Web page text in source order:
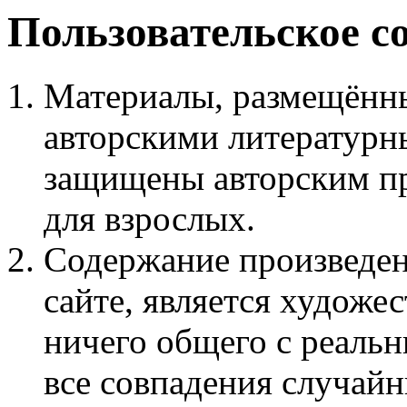
Пользовательское
Материалы,
авторскими
защищены авторским
для взрослых.
Содержание
сайте, является
ничего общего с
все совпадения